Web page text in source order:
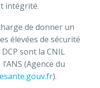
intégrité.
de donner un
élevées de sécurité
sont la CNIL
(Agence du
).